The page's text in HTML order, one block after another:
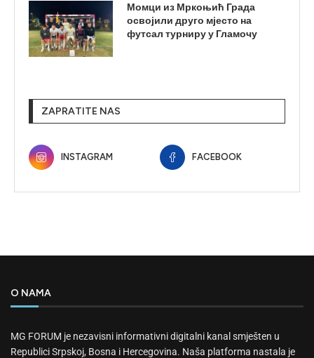
Момци из Мркоњић Града
освојили друго мјесто на
футсал турниру у Гламочу
ZAPRATITE NAS
INSTAGRAM FACEBOOK
O NAMA
MG FORUM je nezavisni informativni digitalni kanal smješten u
Republici Srpskoj, Bosna i Hercegovina. Naša platforma nastala je